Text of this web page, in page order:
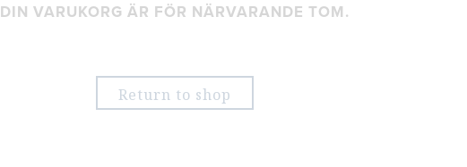
DIN VARUKORG ÄR FÖR NÄRVARANDE TOM.
Return to shop